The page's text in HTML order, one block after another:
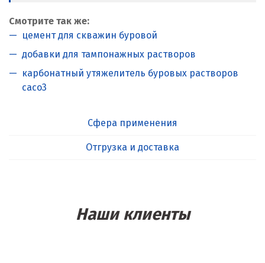
Смотрите так же:
цемент для скважин буровой
добавки для тампонажных растворов
карбонатный утяжелитель буровых растворов
caco3
Сфера применения
Отгрузка и доставка
Наши клиенты